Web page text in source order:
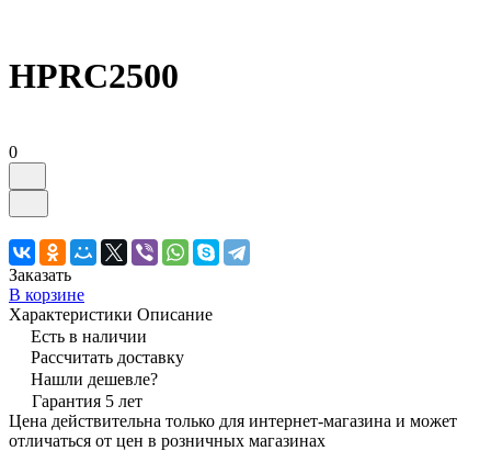
HPRC2500
0
Заказать
В корзине
Характеристики Описание
Есть в наличии
Рассчитать доставку
Нашли дешевле?
Гарантия 5 лет
Цена действительна только для интернет-магазина и может
отличаться от цен в розничных магазинах